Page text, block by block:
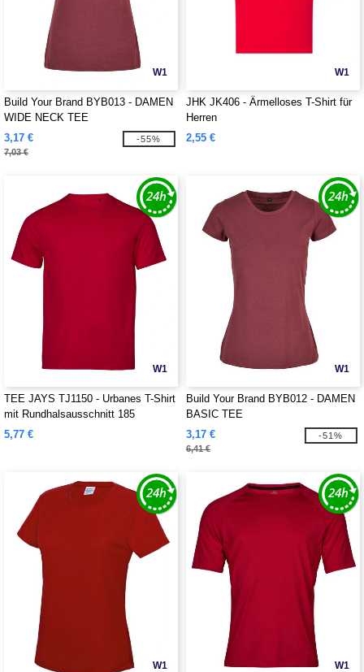
W1
Build Your Brand BYB013 - DAMEN
WIDE NECK TEE
3,17 €
7,03 €
-55%
W1
JHK JK406 - Ärmelloses T-Shirt für
Herren
2,55 €
W1
TEE JAYS TJ1150 - Urbanes T-Shirt
mit Rundhalsausschnitt 185
5,77 €
W1
Build Your Brand BYB012 - DAMEN
BASIC TEE
3,17 €
6,41 €
-51%
W1 W1